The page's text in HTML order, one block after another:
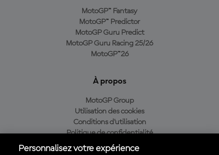
MotoGP™ Fantasy
MotoGP™ Predictor
MotoGP Guru Predict
MotoGP Guru Racing 25/26
MotoGP™26
À propos
MotoGP Group
Utilisation des cookies
Conditions d'utilisation
Politique de confidentialité
Politique d’achat
Personnalisez votre expérience